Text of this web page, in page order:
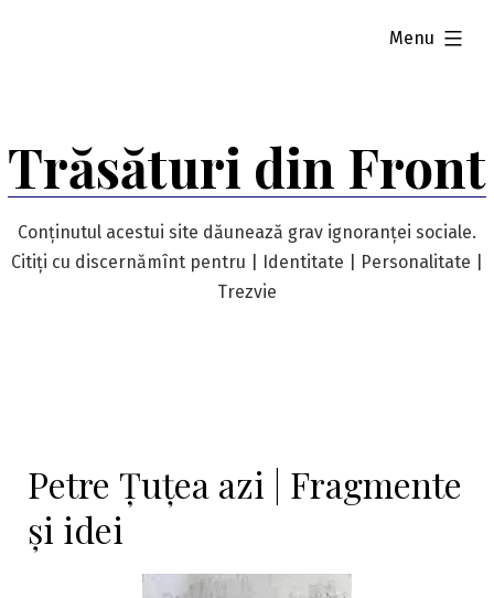
Trăsături din Front
Conținutul acestui site dăunează grav ignoranței sociale.
Citiți cu discernămînt pentru | Identitate | Personalitate |
Trezvie
Menu
expanded
Petre Țuțea azi | Fragmente
și idei